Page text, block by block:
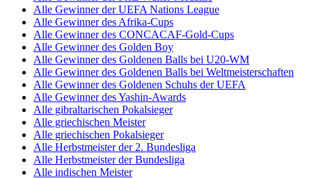
Alle Gewinner der UEFA Nations League
Alle Gewinner des Afrika-Cups
Alle Gewinner des CONCACAF-Gold-Cups
Alle Gewinner des Golden Boy
Alle Gewinner des Goldenen Balls bei U20-WM
Alle Gewinner des Goldenen Balls bei Weltmeisterschaften
Alle Gewinner des Goldenen Schuhs der UEFA
Alle Gewinner des Yashin-Awards
Alle gibraltarischen Pokalsieger
Alle griechischen Meister
Alle griechischen Pokalsieger
Alle Herbstmeister der 2. Bundesliga
Alle Herbstmeister der Bundesliga
Alle indischen Meister